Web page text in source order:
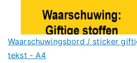
Waarschuwingsbord / sticker
tekst - A4